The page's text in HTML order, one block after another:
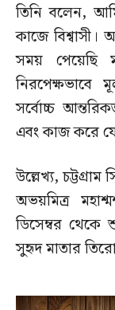
তিনি বলেন,
কাজে
সময় পেয়েছি
সর্বোচ্চ
এবং কাজ করে
উল্লেখ্য,
অভয়মিত্র
ডিসেম্বর থেকে
সুহৃদ মাতার